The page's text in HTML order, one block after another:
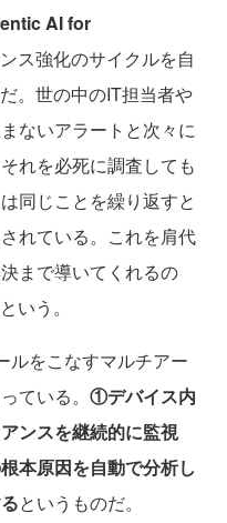
AI for
ス強化のサイクルを自
。世の中のIT担当者や
ないアラートと次々に
れを必死に調査しても
同じことを繰り返すと
れている。これを肩代
まで導いてくれるの
いう。
をこなすマルチアー
ている。 ①デバイス内
ンスを継続的に監視
本原因を自動で分析し
というものだ。